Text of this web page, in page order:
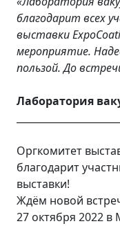
благодарит всех
выставки
мероприятие.
пользой. До
Лаборатория
Оргкомитет
благодарит
выставки!
Ждём новой
27 октября 2022 в